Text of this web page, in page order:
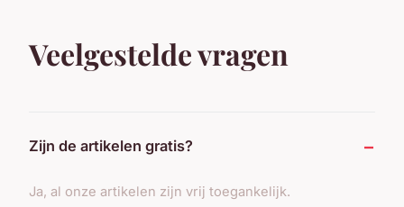
Veelgestelde vragen
Zijn de artikelen gratis?
Ja, al onze artikelen zijn vrij toegankelijk.